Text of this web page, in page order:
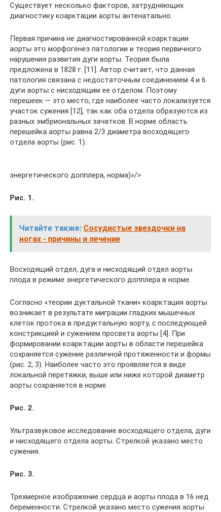
Существует несколько факторов, затрудняющих
диагностику коарктации аорты антенатально.
Первая причина не диагностированной коарктации
аорты это морфогенез патологии и теория первичного
нарушения развития дуги аорты. Теория была
предложена в 1828 г. [11]. Автор считает, что данная
патология связана с недостаточным соединением 4 и 6
дуги аорты с нисходящим ее отделом. Поэтому
перешеек — это место, где наиболее часто локализуется
участок сужения [12], так как оба отдела образуются из
разных эмбриональных зачатков. В норме область
перешейка аорты равна 2/3 диаметра восходящего
отдела аорты (рис. 1).
энергетического допплера, норма)»/>
Рис. 1.
Читайте также: Сосудистые звездочки на
ногах - причины и лечение
Восходящий отдел, дуга и нисходящий отдел аорты
плода в режиме энергетического допплера в норме.
Согласно «теории дуктальной ткани» коарктация аорты
возникает в результате миграции гладких мышечных
клеток протока в предуктальную аорту, с последующей
констрикцией и сужением просвета аорты [4]. При
формировании коарктации аорты в области перешейка
сохраняется сужение различной протяженности и формы
(рис. 2, 3). Наиболее часто это проявляется в виде
локальной перетяжки, выше или ниже которой диаметр
аорты сохраняется в норме.
Рис. 2.
Ультразвуковое исследование восходящего отдела, дуги
и нисходящего отдела аорты. Стрелкой указано место
сужения.
Рис. 3.
Трехмерное изображение сердца и аорты плода в 16 нед
беременности. Стрелкой указано место сужения аорты.